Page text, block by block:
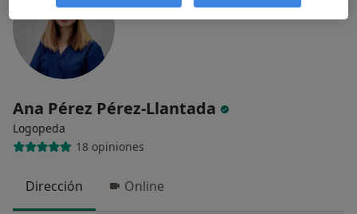
Ana Pérez Pérez-Llantada
Logopeda
18 opiniones
Dirección Online